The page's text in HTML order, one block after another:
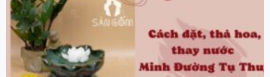
thể.
Các
tùy
chọn
có
thể